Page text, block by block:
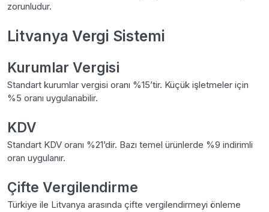
zorunludur.
Litvanya Vergi Sistemi
Kurumlar Vergisi
Standart kurumlar vergisi oranı %15’tir. Küçük işletmeler için
%5 oranı uygulanabilir.
KDV
Standart KDV oranı %21’dir. Bazı temel ürünlerde %9 indirimli
oran uygulanır.
Çifte Vergilendirme
Türkiye ile Litvanya arasında çifte vergilendirmeyi önleme